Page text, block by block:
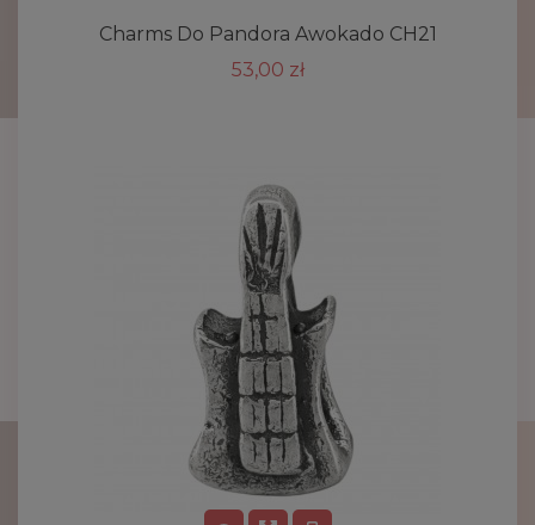
Charms Do Pandora Awokado CH21
53,00 zł